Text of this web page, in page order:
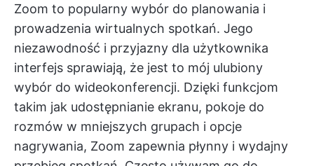
Zoom to popularny wybór do planowania i
prowadzenia wirtualnych spotkań. Jego
niezawodność i przyjazny dla użytkownika
interfejs sprawiają, że jest to mój ulubiony
wybór do wideokonferencji. Dzięki funkcjom
takim jak udostępnianie ekranu, pokoje do
rozmów w mniejszych grupach i opcje
nagrywania, Zoom zapewnia płynny i wydajny